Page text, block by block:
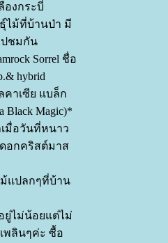
องกระบี่
ไม้ที่บ้านป่า มี
ปชมกัน
Sorrel ชื่อ
hybrid
าเซีย แบล็ก
Black Magic)*
มื่อวันที่หนาว
ดอกคริสต์มาส
แปลกๆที่บ้าน
ยู่ไม่น้อยแต่ไม่
พลินๆค่ะ ซื้อ